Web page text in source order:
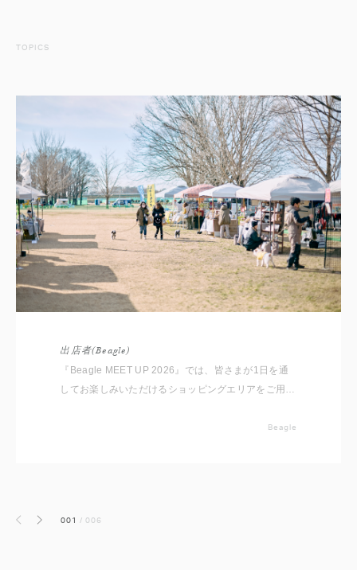
TOPICS
出店者(Beagle)
『Beagle MEET UP 2026』では、皆さまが1日を通
してお楽しみいただけるショッピングエリアをご用意
ご紹介いたしますので事前にチェックしてください
Beagle
前へ 次へ 001 /006